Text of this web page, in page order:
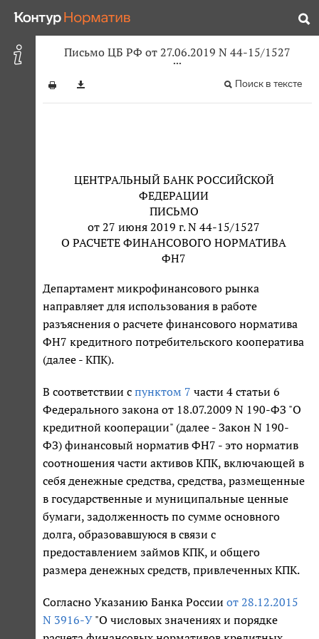
Письмо ЦБ РФ от 27.06.2019 N 44-15/1527
Поиск в тексте
ЦЕНТРАЛЬНЫЙ БАНК РОССИЙСКОЙ
ФЕДЕРАЦИИ
ПИСЬМО
от 27 июня 2019 г. N 44-15/1527
О РАСЧЕТЕ ФИНАНСОВОГО НОРМАТИВА
ФН7
Департамент микрофинансового рынка
направляет для использования в работе
разъяснения о расчете финансового норматива
ФН7 кредитного потребительского кооператива
(далее - КПК).
В соответствии с пунктом 7 части 4 статьи 6
Федерального закона от 18.07.2009 N 190-ФЗ "О
кредитной кооперации" (далее - Закон N 190-
ФЗ) финансовый норматив ФН7 - это норматив
соотношения части активов КПК, включающей в
себя денежные средства, средства, размещенные
в государственные и муниципальные ценные
бумаги, задолженность по сумме основного
долга, образовавшуюся в связи с
предоставлением займов КПК, и общего
размера денежных средств, привлеченных КПК.
Согласно Указанию Банка России от 28.12.2015
N 3916-У "О числовых значениях и порядке